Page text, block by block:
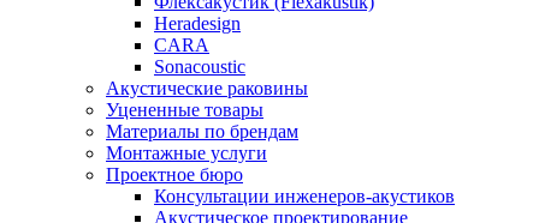
Heradesign
CARA
Sonacoustic
Акустические раковины
Уцененные товары
Материалы по брендам
Монтажные услуги
Проектное бюро
Консультации инженеров-акустиков
Акустическое проектирование